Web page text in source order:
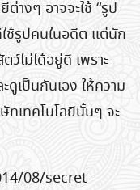
างๆ อาจจะใช้ “รูป
ช้รูปคนในอดีต แต่นัก
ว์ไม่ได้อยู่ดี เพราะ
เป็นกันเอง ให้ความ
ทเทคโนโลยีนั้นๆ จะ
08/secret-